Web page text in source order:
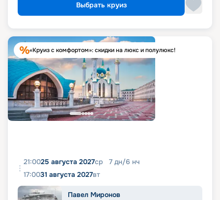
Выбрать круиз
«Круиз с комфортом»: скидки на люкс и полулюкс!
21:0025 августа 2027ср 7 дн/6 нч
17:0031 августа 2027вт
Павел Миронов